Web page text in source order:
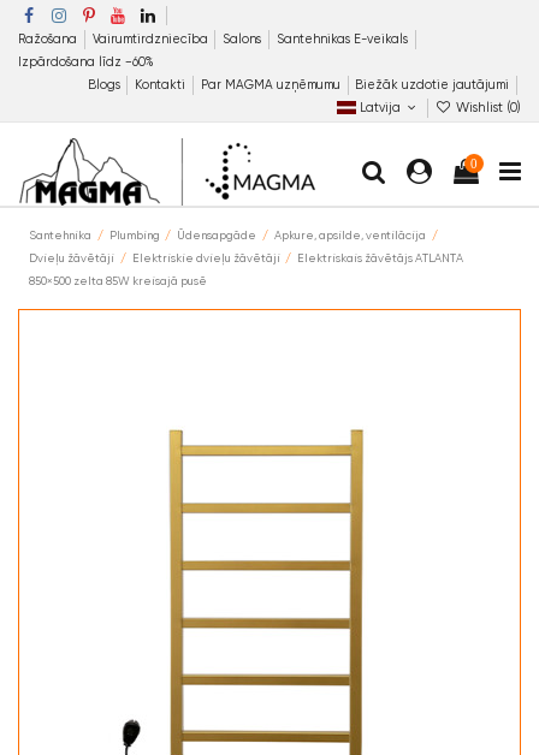
Ražošana Vairumtirdzniecība Salons
Santehnikas E-veikals
Izpārdošana līdz −60%
Blogs
Kontakti Par MAGMA uzņēmumu
Biežāk uzdotie jautājumi
Latvija
Wishlist (0)
0
Santehnika Plumbing Ūdensapgāde
Apkure, apsilde, ventilācija
Dvieļu žāvētāji
Elektriskie dvieļu žāvētāji
Elektriskais žāvētājs ATLANTA
850×500 zelta 85W kreisajā pusē